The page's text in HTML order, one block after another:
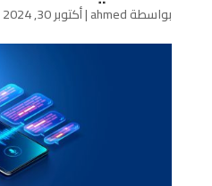
بواسطةahmed
|أكتوبر 30, 2024